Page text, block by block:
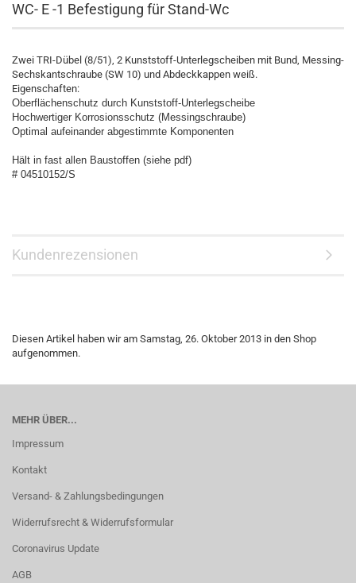
WC- E -1 Befestigung für Stand-Wc
Zwei TRI-Dübel (8/51), 2 Kunststoff-Unterlegscheiben mit Bund, Messing-
Sechskantschraube (SW 10) und Abdeckkappen weiß.
Eigenschaften:
Oberflächenschutz durch Kunststoff-Unterlegscheibe
Hochwertiger Korrosionsschutz (Messingschraube)
Optimal aufeinander abgestimmte Komponenten
Hält in fast allen Baustoffen (siehe pdf)
# 04510152/S
Kundenrezensionen
Diesen Artikel haben wir am Samstag, 26. Oktober 2013 in den Shop
aufgenommen.
MEHR ÜBER...
Impressum
Kontakt
Versand- & Zahlungsbedingungen
Widerrufsrecht & Widerrufsformular
Coronavirus Update
AGB